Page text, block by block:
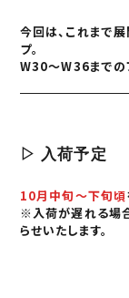
今回は、これまで
プ。
W30〜W36までの
▷ 入荷予定
10月中旬〜下旬頃
※入荷が遅れる場
らせいたします。